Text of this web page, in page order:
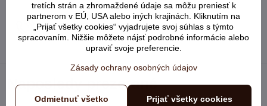
+421 948 902 752
Naposledy prezerané
tretích strán a zhromaždené údaje sa môžu preniesť k
partnerom v EÚ, USA alebo iných krajinách. Kliknutím na
„Prijať všetky cookies“ vyjadrujete svoj súhlas s týmto
spracovaním. Nižšie môžete nájsť podrobné informácie alebo
upraviť svoje preferencie.
Zásady ochrany osobných údajov
Prijať všetky cookies
Odmietnuť všetko